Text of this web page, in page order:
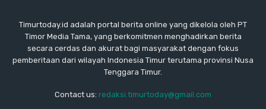
Timurtoday.id adalah portal berita online yang dikelola oleh PT
Timor Media Tama, yang berkomitmen menghadirkan berita
secara cerdas dan akurat bagi masyarakat dengan fokus
pemberitaan dari wilayah Indonesia Timur terutama provinsi Nusa
Tenggara Timur.
Contact us: redaksi.timurtoday@gmail.com